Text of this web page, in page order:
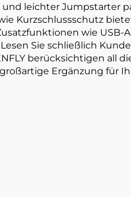
leichter Jumpstarter
Kurzschlussschutz
wie USB-
Sie schließlich
berücksichtigen all
Ergänzung für